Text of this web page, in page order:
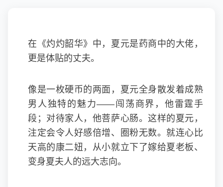
在《灼灼韶华》中，夏元是药商中的大佬，
更是体贴的丈夫。
像是一枚硬币的两面，夏元全身散发着成熟
男人独特的魅力——闯荡商界，他雷霆手
段；对待家人，他菩萨心肠。这样的夏元，
注定会令人好感倍增、圈粉无数。就连心比
天高的康二妞，从小就立下了嫁给夏老板、
变身夏夫人的远大志向。